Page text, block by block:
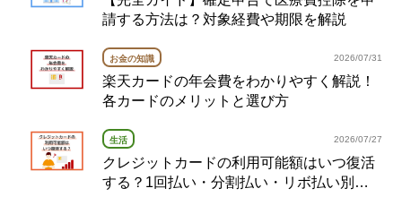
請する方法は？対象経費や期限を解説
お金の知識 2026/07/31
楽天カードの年会費をわかりやすく解説！
各カードのメリットと選び方
生活 2026/07/27
クレジットカードの利用可能額はいつ復活
する？1回払い・分割払い・リボ払い別の